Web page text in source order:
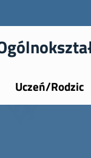
Uczeń/Rodzic